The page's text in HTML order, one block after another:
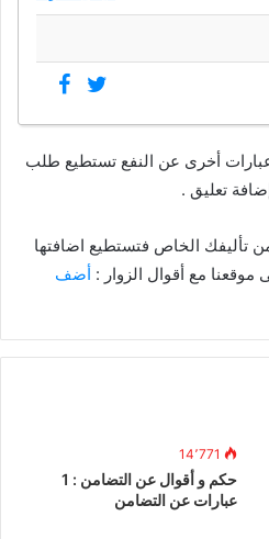
أخرى عن النفع تستطيع طلب
تعليق .
تأليفك الخاص فتستطيع اضافتها
مع أقوال الزوار : أضف
14٬771
حكم و أقوال عن التضامن : 1
عبارات عن التضامن